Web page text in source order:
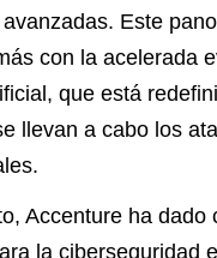
Este
con la acelerada
que está
llevan a cabo los
Accenture ha dado
la ciberseguridad